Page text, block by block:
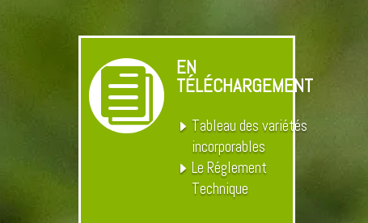
 EN
TÉLÉCHARGEMENT
Tableau des variétés
incorporables
Le Réglement
Technique